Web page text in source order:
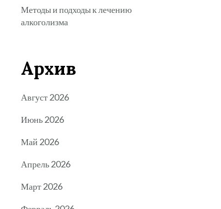
Методы и подходы к лечению
алкоголизма
Архив
Август 2026
Июнь 2026
Май 2026
Апрель 2026
Март 2026